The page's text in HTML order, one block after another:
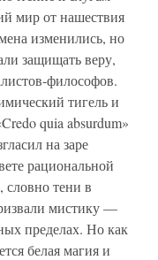
мир от нашествия
изменились, но
защищать веру,
философов.
тигель и
quia absurdum»
на заре
рациональной
словно тени в
мистику —
пределах. Но как
белая магия и